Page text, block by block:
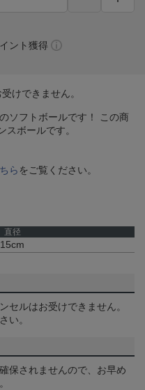
ント獲得
けできません。
ソフトボールです！ この商
ボールです。
ら をご覧ください。
直径
15cm
セルはお受けできません。
い。
保されませんので、お早め